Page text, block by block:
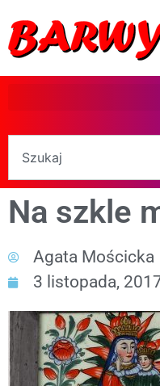
Na szkle
Agata Mościcka
3 listopada,